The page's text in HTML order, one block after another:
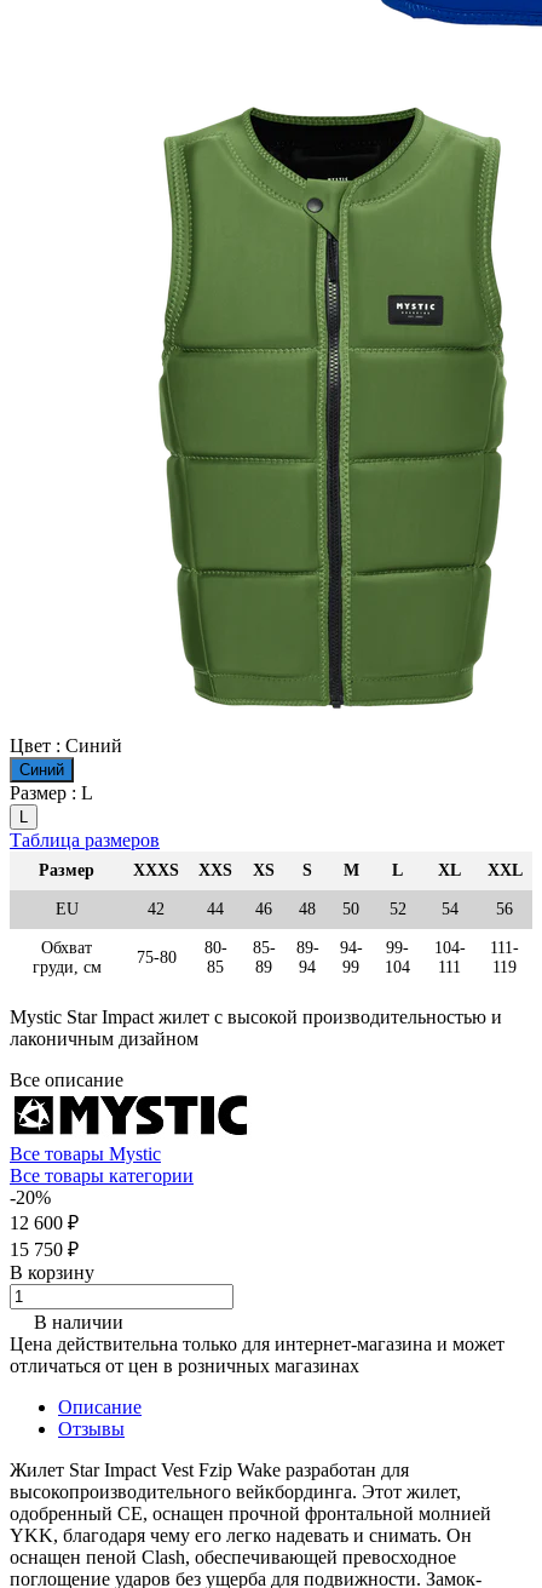
Цвет : Синий
Синий
Размер : L
Таблица размеров
Размер XXXS XXS XS S M L XL XXL
EU 42 44 46 48 50 52 54 56
Обхват
груди, см
75-80
80-
85
85-
89
89-
94
94-
99
99-
104
104-
111
111-
119
Mystic Star Impact жилет с высокой производительностью и
лаконичным дизайном
Все описание
Все товары Mystic
Все товары категории
-20%
12 600 ₽
15 750 ₽
В корзину
В наличии
Цена действительна только для интернет-магазина и может
отличаться от цен в розничных магазинах
Описание
Отзывы
Жилет Star Impact Vest Fzip Wake разработан для
высокопроизводительного вейкбординга. Этот жилет,
одобренный CE, оснащен прочной фронтальной молнией
YKK, благодаря чему его легко надевать и снимать. Он
оснащен пеной Clash, обеспечивающей превосходное
поглощение ударов без ущерба для подвижности. Замок-